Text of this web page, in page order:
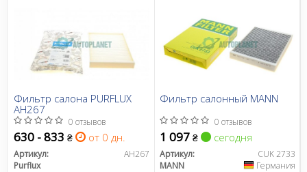
Фильтр салона PURFLUX
AH267
0 отзывов
630 - 833 ₴ от 0 дн.
Артикул:
AH267
Purflux
Фильтр салонный MANN
0 отзывов
1 097 ₴ сегодня
Артикул:
CUK 2733
MANN
Германия